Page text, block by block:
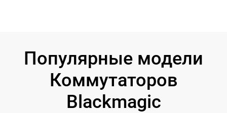
Популярные модели
Коммутаторов
Blackmagic